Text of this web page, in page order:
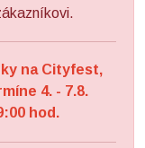
na Cityfest,
4. - 7.8.
hod.